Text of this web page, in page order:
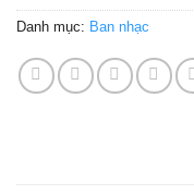
Danh mục: Ban nhạc